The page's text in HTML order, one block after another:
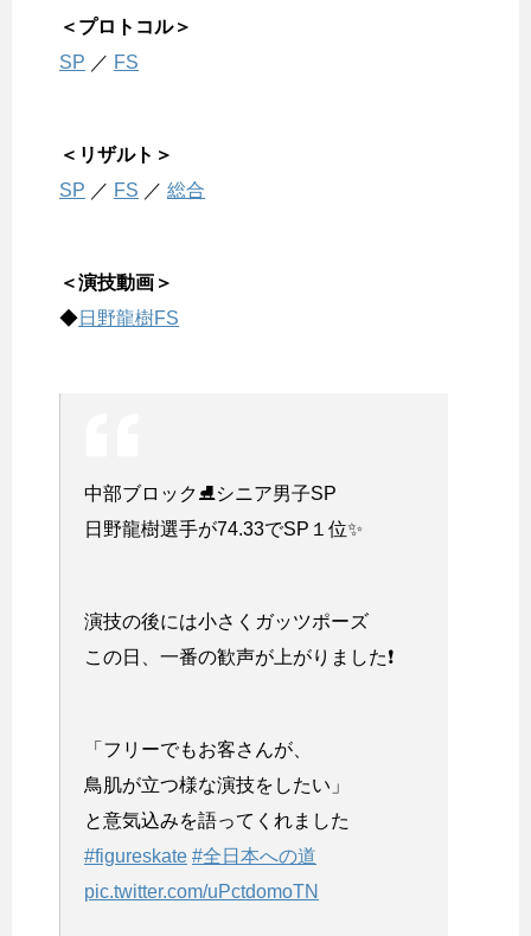
＜プロトコル＞
SP ／ FS
＜リザルト＞
SP ／ FS ／ 総合
＜演技動画＞
◆日野龍樹FS
中部ブロック⛸シニア男子SP
日野龍樹選手が74.33でSP１位✨
演技の後には小さくガッツポーズ
この日、一番の歓声が上がりました❗️
「フリーでもお客さんが、
鳥肌が立つ様な演技をしたい」
と意気込みを語ってくれました
#figureskate #全日本への道
pic.twitter.com/uPctdomoTN